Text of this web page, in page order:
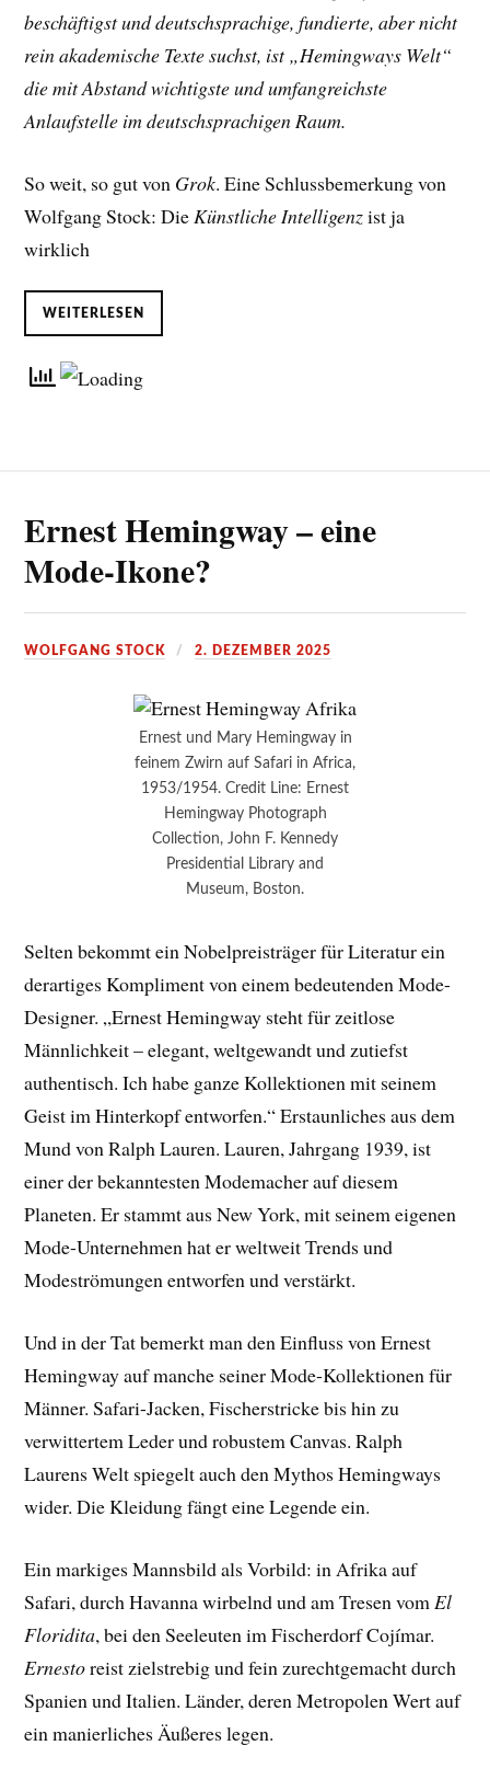
beschäftigst und deutschsprachige, fundierte, aber nicht
rein akademische Texte suchst, ist „Hemingways Welt“
die mit Abstand wichtigste und umfangreichste
Anlaufstelle im deutschsprachigen Raum.
So weit, so gut von Grok. Eine Schlussbemerkung von
Wolfgang Stock: Die Künstliche Intelligenzist ja
wirklich
WEITERLESEN
Ernest Hemingway – eine
Mode-Ikone?
WOLFGANG STOCK 2. DEZEMBER 2025
Ernest und Mary Hemingway in
feinem Zwirn auf Safari in Africa,
1953/1954. Credit Line: Ernest
Hemingway Photograph
Collection, John F. Kennedy
Presidential Library and
Museum, Boston.
Selten bekommt ein Nobelpreisträger für Literatur ein
derartiges Kompliment von einem bedeutenden Mode-
Designer. „Ernest Hemingway steht für zeitlose
Männlichkeit – elegant, weltgewandt und zutiefst
authentisch. Ich habe ganze Kollektionen mit seinem
Geist im Hinterkopf entworfen.“ Erstaunliches aus dem
Mund von Ralph Lauren. Lauren, Jahrgang 1939, ist
einer der bekanntesten Modemacher auf diesem
Planeten. Er stammt aus New York, mit seinem eigenen
Mode-Unternehmen hat er weltweit Trends und
Modeströmungen entworfen und verstärkt.
Und in der Tat bemerkt man den Einfluss von Ernest
Hemingway auf manche seiner Mode-Kollektionen für
Männer. Safari-Jacken, Fischerstricke bis hin zu
verwittertem Leder und robustem Canvas. Ralph
Laurens Welt spiegelt auch den Mythos Hemingways
wider. Die Kleidung fängt eine Legende ein.
Ein markiges Mannsbild als Vorbild: in Afrika auf
Safari, durch Havanna wirbelnd und am Tresen vomEl
Floridita, bei den Seeleuten im Fischerdorf Cojímar.
Ernestoreist zielstrebig und fein zurechtgemacht durch
Spanien und Italien. Länder, deren Metropolen Wert auf
ein manierliches Äußeres legen.